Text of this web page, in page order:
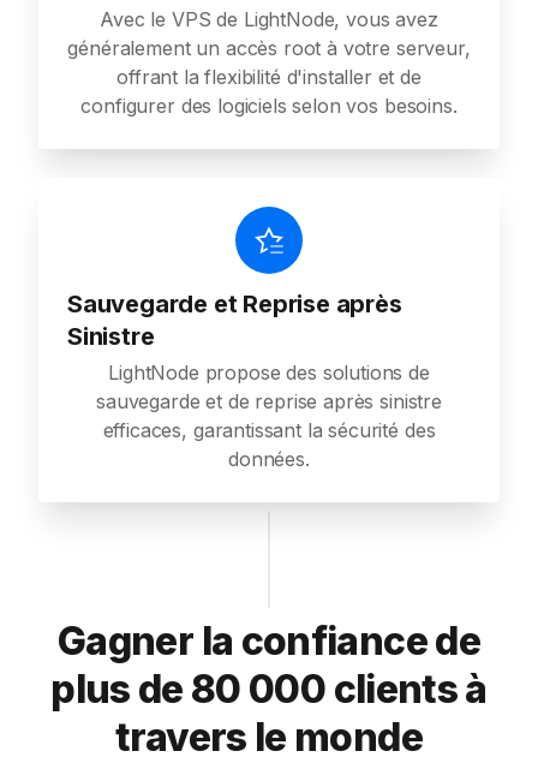
Avec le VPS de LightNode, vous avez
généralement un accès root à votre serveur,
offrant la flexibilité d'installer et de
configurer des logiciels selon vos besoins.
Sauvegarde et Reprise après
Sinistre
LightNode propose des solutions de
sauvegarde et de reprise après sinistre
efficaces, garantissant la sécurité des
données.
Gagner la confiance de
plus de 80 000 clients à
travers le monde